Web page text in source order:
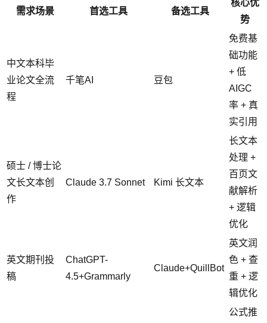
需求场景 首选工具 备选工具
核心优
势
中文本科毕
业论文全流
程
千笔AI 豆包
免费基
础功能
+ 低
AIGC
率 + 真
实引用
硕士 / 博士论
文长文本创
作
Claude 3.7 Sonnet Kimi 长文本
长文本
处理 +
百页文
献解析
+ 逻辑
优化
英文期刊投
稿
ChatGPT-
4.5+Grammarly
Claude+QuillBot
英文润
色 + 查
重 + 逻
辑优化
公式推